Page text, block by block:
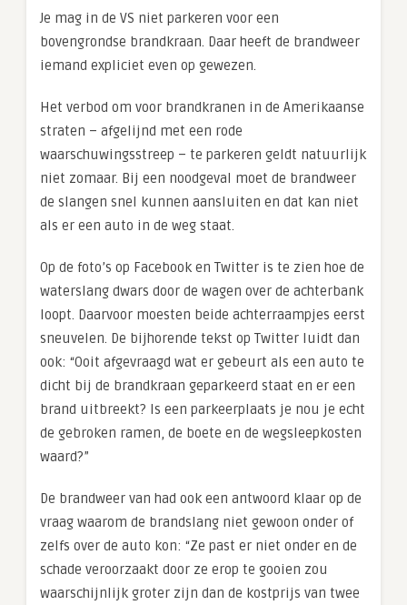
Je mag in de VS niet parkeren voor een
bovengrondse brandkraan. Daar heeft de brandweer
iemand expliciet even op gewezen.
Het verbod om voor brandkranen in de Amerikaanse
straten – afgelijnd met een rode
waarschuwingsstreep – te parkeren geldt natuurlijk
niet zomaar. Bij een noodgeval moet de brandweer
de slangen snel kunnen aansluiten en dat kan niet
als er een auto in de weg staat.
Op de foto’s op Facebook en Twitter is te zien hoe de
waterslang dwars door de wagen over de achterbank
loopt. Daarvoor moesten beide achterraampjes eerst
sneuvelen. De bijhorende tekst op Twitter luidt dan
ook: “Ooit afgevraagd wat er gebeurt als een auto te
dicht bij de brandkraan geparkeerd staat en er een
brand uitbreekt? Is een parkeerplaats je nou je echt
de gebroken ramen, de boete en de wegsleepkosten
waard?”
De brandweer van had ook een antwoord klaar op de
vraag waarom de brandslang niet gewoon onder of
zelfs over de auto kon: “Ze past er niet onder en de
schade veroorzaakt door ze erop te gooien zou
waarschijnlijk groter zijn dan de kostprijs van twee